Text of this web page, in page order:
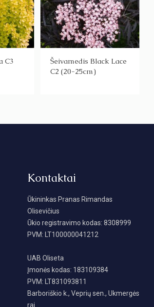
C3
Šeivamedis Black Lace
C2 (20-25cm)
Kontaktai
Ūkininkas Pranas Rimandas
Olisevičius
Ūkio registravimo kodas: 8308999
PVM: LT100000041212
UAB Oliseta
Įmonės kodas: 183109384
PVM: LT831093811
Barboriškio k., Veprių sen., Ukmergės
raj.